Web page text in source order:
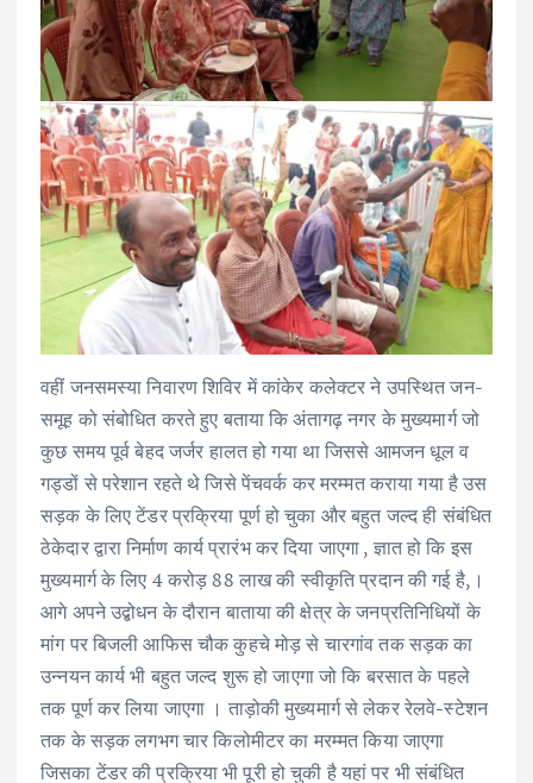
वहीं जनसमस्या निवारण शिविर में कांकेर कलेक्टर ने उपस्थित जन-
समूह को संबोधित करते हुए बताया कि अंतागढ़ नगर के मुख्यमार्ग जो
कुछ समय पूर्व बेहद जर्जर हालत हो गया था जिससे आमजन धूल व
गड्डों से परेशान रहते थे जिसे पेंचवर्क कर मरम्मत कराया गया है उस
सड़क के लिए टेंडर प्रक्रिया पूर्ण हो चुका और बहुत जल्द ही संबंधित
ठेकेदार द्वारा निर्माण कार्य प्रारंभ कर दिया जाएगा , ज्ञात हो कि इस
मुख्यमार्ग के लिए 4 करोड़ 88 लाख की स्वीकृति प्रदान की गई है,।
आगे अपने उद्बोधन के दौरान बाताया की क्षेत्र के जनप्रतिनिधियों के
मांग पर बिजली आफिस चौक कुहचे मोड़ से चारगांव तक सड़क का
उन्नयन कार्य भी बहुत जल्द शुरू हो जाएगा जो कि बरसात के पहले
तक पूर्ण कर लिया जाएगा । ताड़ोकी मुख्यमार्ग से लेकर रेलवे-स्टेशन
तक के सड़क लगभग चार किलोमीटर का मरम्मत किया जाएगा
जिसका टेंडर की प्रक्रिया भी पूरी हो चुकी है यहां पर भी संबंधित